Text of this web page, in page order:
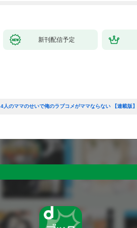
新刊配信予定
4人のママのせいで俺のラブコメがママならない 【連載版】